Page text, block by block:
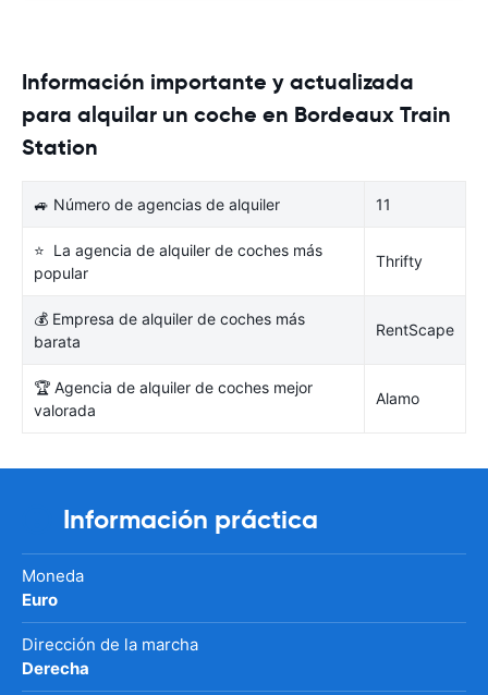
Información importante y actualizada
para alquilar un coche en Bordeaux Train
Station
🚙 Número de agencias de alquiler 11
⭐ La agencia de alquiler de coches más
popular
Thrifty
💰 Empresa de alquiler de coches más
barata
RentScape
🏆 Agencia de alquiler de coches mejor
valorada
Alamo
Información práctica
Moneda
Euro
Dirección de la marcha
Derecha